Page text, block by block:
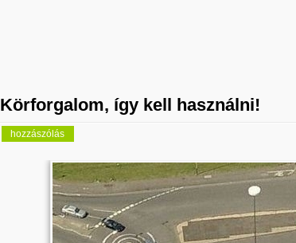
Körforgalom, így kell használni!
hozzászólás